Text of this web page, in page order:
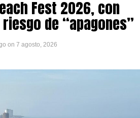
Fest 2026, con
de “apagones”
on 7 agosto, 2026